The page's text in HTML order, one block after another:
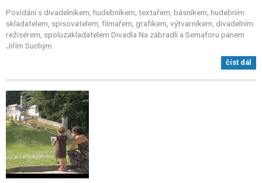
Povídání s divadelníkem, hudebníkem, textařem, básníkem, hudebním
skladatelem, spisovatelem, filmařem, grafikem, výtvarníkem, divadelním
režisérem, spoluzakladatelem Divadla Na zábradlí a Semaforu panem
Jiřím Suchým.
číst dál